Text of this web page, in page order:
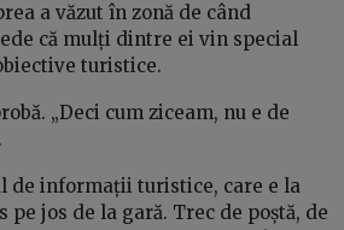
a văzut în zonă de când
că mulți dintre ei vin special
turistice.
„Deci cum ziceam, nu e de
de informații turistice, care e la
pe jos de la gară. Trec de poștă, de